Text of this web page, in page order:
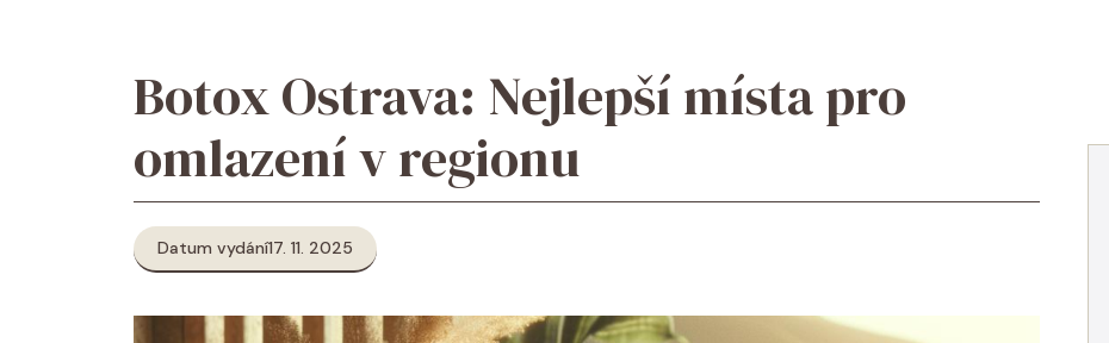
Botox Ostrava: Nejlepší místa pro
omlazení v regionu
Datum vydání17. 11. 2025